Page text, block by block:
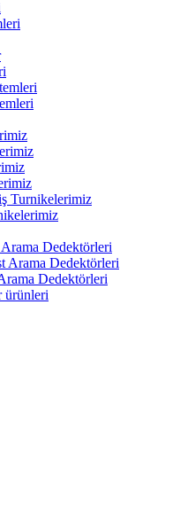
Turnikelerimiz
Dedektörleri
Arama Dedektörleri
Dedektörleri
ürünleri